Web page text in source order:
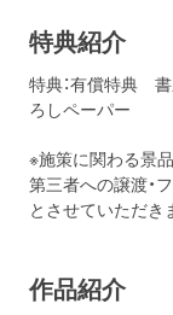
特典紹介
特典：有償特典
ろしペーパー
※施策に関わる景品
第三者への譲渡・
とさせていただき
作品紹介